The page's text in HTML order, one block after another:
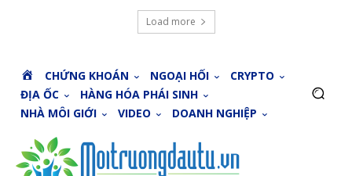
Load more
O
M
CHỨNG KHOÁN NGOẠI HỐI
CRYPTO
ĐỊA ỐC
HÀNG HÓA PHÁI SINH
NHÀ MÔI GIỚI
VIDEO DOANH NGHIỆP